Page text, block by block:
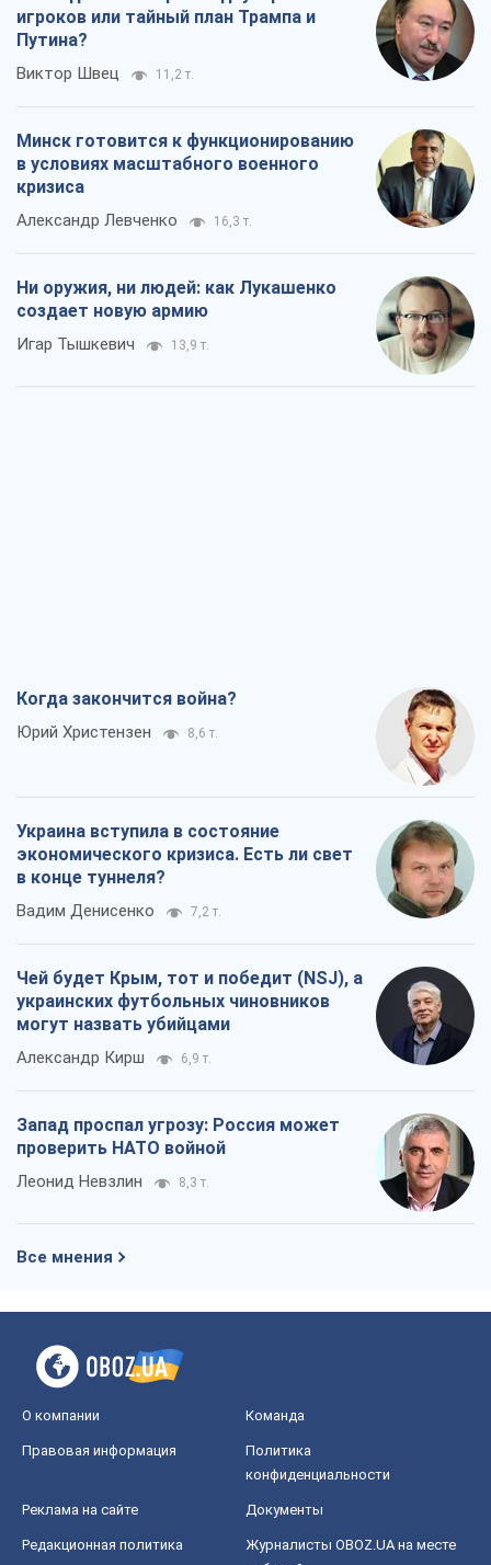
игроков или тайный план Трампа и
Путина?
Виктор Швец 11,2 т.
Минск готовится к функционированию
в условиях масштабного военного
кризиса
Александр Левченко 16,3 т.
Ни оружия, ни людей: как Лукашенко
создает новую армию
Игар Тышкевич 13,9 т.
Когда закончится война?
Юрий Христензен 8,6 т.
Украина вступила в состояние
экономического кризиса. Есть ли свет
в конце туннеля?
Вадим Денисенко 7,2 т.
Чей будет Крым, тот и победит (NSJ), а
украинских футбольных чиновников
могут назвать убийцами
Александр Кирш 6,9 т.
Запад проспал угрозу: Россия может
проверить НАТО войной
Леонид Невзлин 8,3 т.
Все мнения
О компании Команда
Правовая информация
Политика
конфиденциальности
Реклама на сайте Документы
Редакционная политика
Журналисты OBOZ.UA на месте